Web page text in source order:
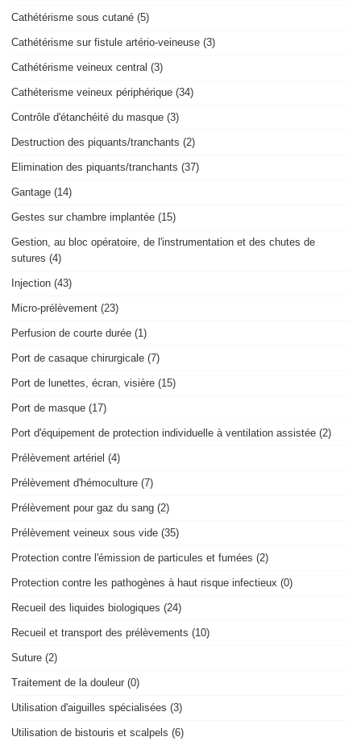
Cathétérisme sous cutané (5)
Cathétérisme sur fistule artério-veineuse (3)
Cathétérisme veineux central (3)
Cathéterisme veineux périphérique (34)
Contrôle d'étanchéité du masque (3)
Destruction des piquants/tranchants (2)
Elimination des piquants/tranchants (37)
Gantage (14)
Gestes sur chambre implantée (15)
Gestion, au bloc opératoire, de l'instrumentation et des chutes de
sutures (4)
Injection (43)
Micro-prélèvement (23)
Perfusion de courte durée (1)
Port de casaque chirurgicale (7)
Port de lunettes, écran, visière (15)
Port de masque (17)
Port d'équipement de protection individuelle à ventilation assistée (2)
Prélèvement artériel (4)
Prélèvement d'hémoculture (7)
Prélèvement pour gaz du sang (2)
Prélèvement veineux sous vide (35)
Protection contre l'émission de particules et fumées (2)
Protection contre les pathogènes à haut risque infectieux (0)
Recueil des liquides biologiques (24)
Recueil et transport des prélèvements (10)
Suture (2)
Traitement de la douleur (0)
Utilisation d'aiguilles spécialisées (3)
Utilisation de bistouris et scalpels (6)